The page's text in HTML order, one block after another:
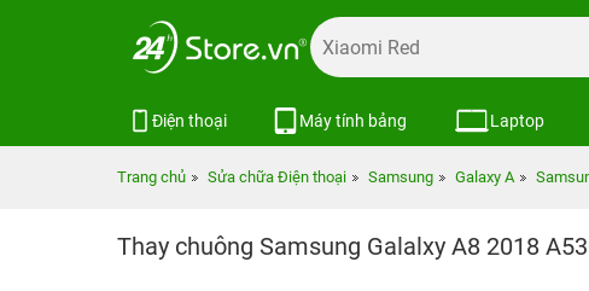
Điện thoại Máy tính bảng Laptop
Trang chủ Sửa chữa Điện thoại Samsung Galaxy A
Thay chuông Samsung Galalxy A8 2018